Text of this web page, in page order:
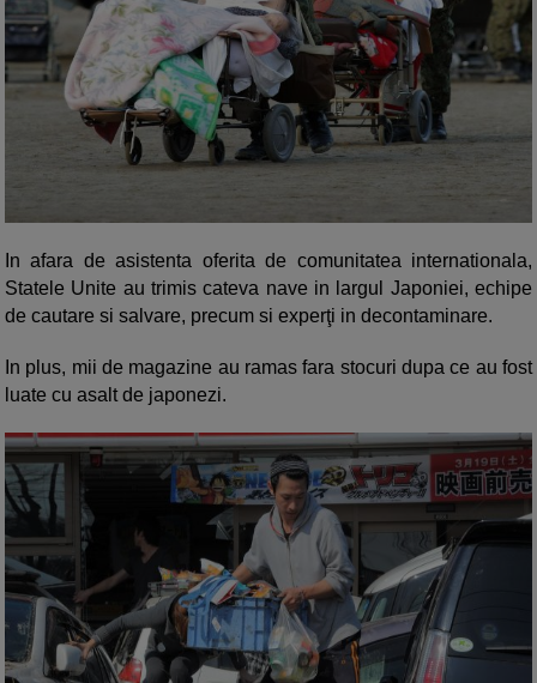
In afara de asistenta oferita de comunitatea internationala,
Statele Unite au trimis cateva nave in largul Japoniei, echipe
de cautare si salvare, precum si experţi in decontaminare.
In plus, mii de magazine au ramas fara stocuri dupa ce au fost
luate cu asalt de japonezi.